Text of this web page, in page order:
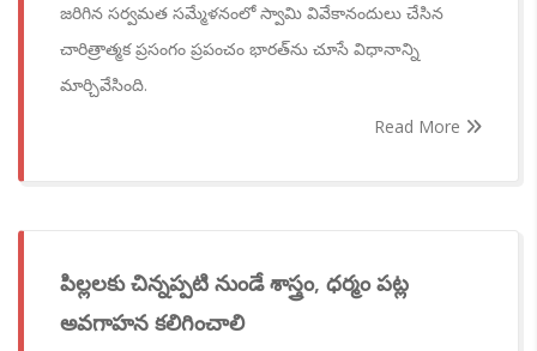
జరిగిన సర్వమత సమ్మేళనంలో స్వామి వివేకానందులు చేసిన
చారిత్రాత్మక ప్రసంగం ప్రపంచం భారత్‌‌ను చూసే విధానాన్ని
మార్చివేసింది.
Read More
పిల్లలకు చిన్నప్పటి నుండే శాస్త్రం, ధర్మం పట్ల
అవగాహన కలిగించాలి